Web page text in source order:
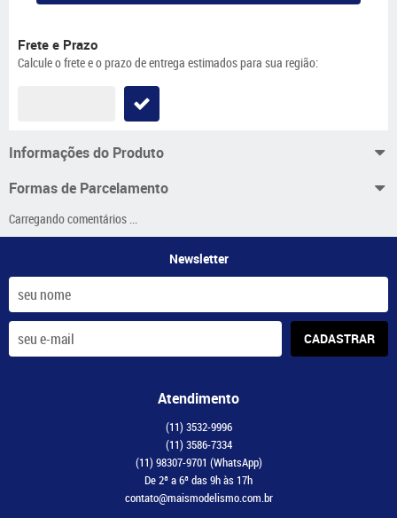
Frete e Prazo
Calcule o frete e o prazo de entrega estimados para sua região:
Informações do Produto
Formas de Parcelamento
Carregando comentários ...
Newsletter
CADASTRAR
Atendimento
(11) 3532-9996
(11) 3586-7334
(11) 98307-9701 (WhatsApp)
De 2ª a 6ª das 9h às 17h
contato@maismodelismo.com.br